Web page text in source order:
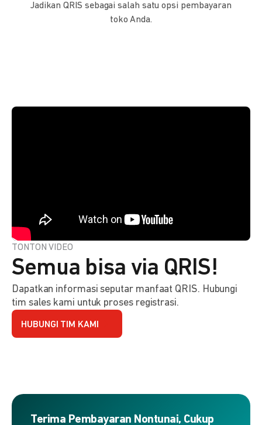
Jadikan QRIS sebagai salah satu opsi pembayaran
toko Anda.
TONTON VIDEO
Semua bisa via QRIS!
Dapatkan informasi seputar manfaat QRIS. Hubungi
tim sales kami untuk proses registrasi.
HUBUNGI TIM KAMI
Terima Pembayaran Nontunai, Cukup